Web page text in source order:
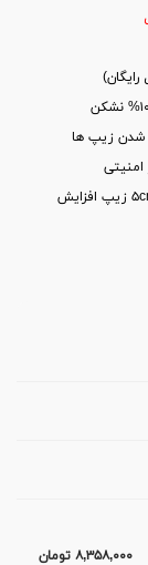
آسترهای دولایه ۱۰۰% پارچه ، دوخت لیزری دو طرفه | ۵cm زیپ افزایش
۸,۳۵۸,۰۰۰تومان